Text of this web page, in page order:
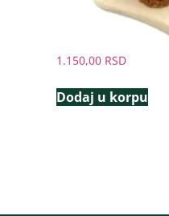
1.150,00 RSD
Dodaj u korpu